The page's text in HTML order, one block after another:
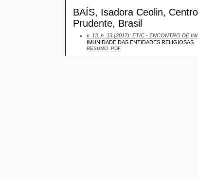
BAÍS, Isadora Ceolin,
Prudente, Brasil
v. 13, n. 13 (2017): ETIC - ENCONTRO DE
IMUNIDADE DAS ENTIDADES RELIGIOSAS
RESUMO PDF